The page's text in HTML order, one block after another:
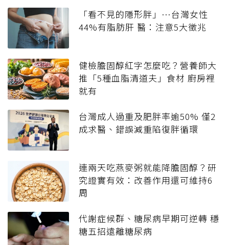
「看不見的隱形胖」…台灣女性
44%有脂肪肝 醫：注意5大徵兆
健檢膽固醇紅字怎麼吃？營養師大
推「5種血脂清道夫」食材 廚房裡
就有
台灣成人過重及肥胖率逾50% 僅2
成求醫、錯誤減重陷復胖循環
連兩天吃燕麥粥就能降膽固醇？研
究證實有效：改善作用還可維持6
周
代謝症候群、糖尿病早期可逆轉 穩
糖五招遠離糖尿病